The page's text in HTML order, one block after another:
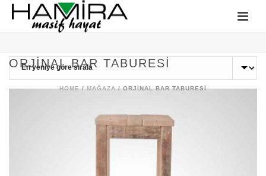
ORJINAL BAR TABURESI
HOME/MAĞAZA/ORJINAL BAR TABURESI